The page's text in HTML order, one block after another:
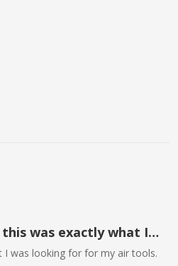
was exactly what I
needed for working with air tools.
I was looking for for my air tools.